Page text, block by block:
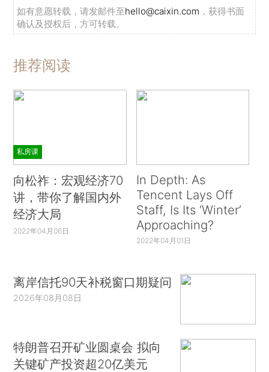
如有意愿转载，请发邮件至hello@caixin.com ，获得书面
确认及授权后，方可转载。
推荐阅读
私房课
向松祚：宏观经济70
讲，带你了解国内外
经济大局
2022年04月06日
In Depth: As
Tencent Lays Off
Staff, Is Its ‘Winter’
Approaching?
2022年04月01日
离岸信托90天补税窗口期疑问
2026年08月08日
特朗普召开矿业圆桌会 拟向
关键矿产投资超20亿美元